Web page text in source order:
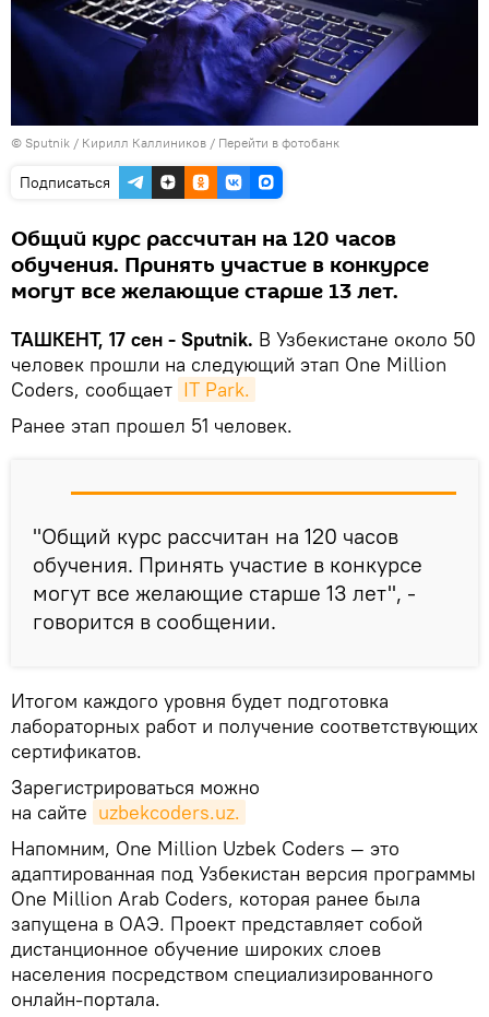
© Sputnik / Кирилл Каллиников / Перейти в фотобанк
Подписаться
Общий курс рассчитан на 120 часов
обучения. Принять участие в конкурсе
могут все желающие старше 13 лет.
ТАШКЕНТ, 17 сен - Sputnik. В Узбекистане около 50
человек прошли на следующий этап One Million
Coders, сообщает IT Park.
Ранее этап прошел 51 человек.
"Общий курс рассчитан на 120 часов
обучения. Принять участие в конкурсе
могут все желающие старше 13 лет", -
говорится в сообщении.
Итогом каждого уровня будет подготовка
лабораторных работ и получение соответствующих
сертификатов.
Зарегистрироваться можно
на сайте uzbekcoders.uz.
Напомним, One Million Uzbek Coders — это
адаптированная под Узбекистан версия программы
One Million Arab Coders, которая ранее была
запущена в ОАЭ. Проект представляет собой
дистанционное обучение широких слоев
населения посредством специализированного
онлайн-портала.